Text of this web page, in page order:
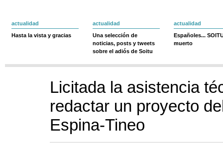
actualidad
Hasta la vista y gracias
actualidad
Una selección de
noticias, posts y tweets
sobre el adiós de Soitu
actualidad
Españoles...
muerto
Licitada la asistencia
redactar un proyecto
Espina-Tineo